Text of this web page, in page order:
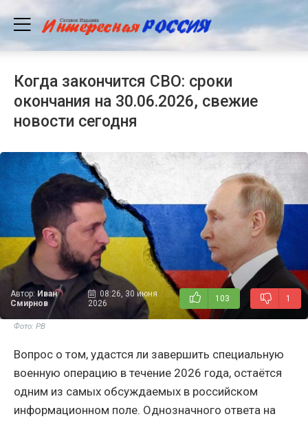
Когда закончится СВО: сроки
окончания на 30.06.2026, свежие
новости сегодня
Автор: Иван
Смирнов
08:26, 30 июня
2026
103 1
Фото: РВ
Вопрос о том, удастся ли завершить специальную
военную операцию в течение 2026 года, остаётся
одним из самых обсуждаемых в российском
информационном поле. Однозначного ответа на